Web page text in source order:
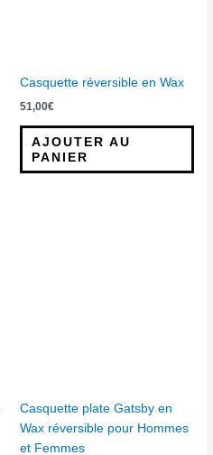
Casquette réversible en Wax
51,00€
AJOUTER AU
PANIER
Casquette plate Gatsby en
Wax réversible pour Hommes
et Femmes